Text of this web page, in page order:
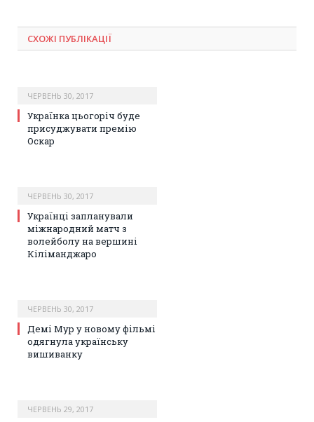
СХОЖІ ПУБЛІКАЦІЇ
ЧЕРВЕНЬ 30, 2017
Українка цьогоріч буде
присуджувати премію
Оскар
ЧЕРВЕНЬ 30, 2017
Українці запланували
міжнародний матч з
волейболу на вершині
Кіліманджаро
ЧЕРВЕНЬ 30, 2017
Демі Мур у новому фільмі
одягнула українську
вишиванку
ЧЕРВЕНЬ 29, 2017